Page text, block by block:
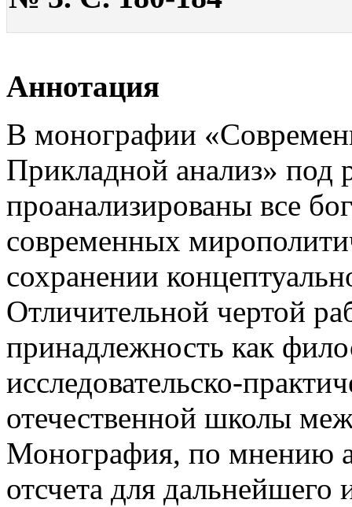
Аннотация
В монографии
Прикладной анализ» под
проанализированы все
современных
сохранении
Отличительной чертой
принадлежность как
исследовательско-
отечественной школы
Монография, по мнению
отсчета для